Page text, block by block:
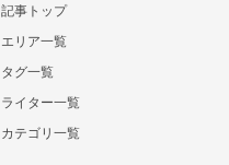
記事トップ
エリア一覧
タグ一覧
ライター一覧
カテゴリ一覧